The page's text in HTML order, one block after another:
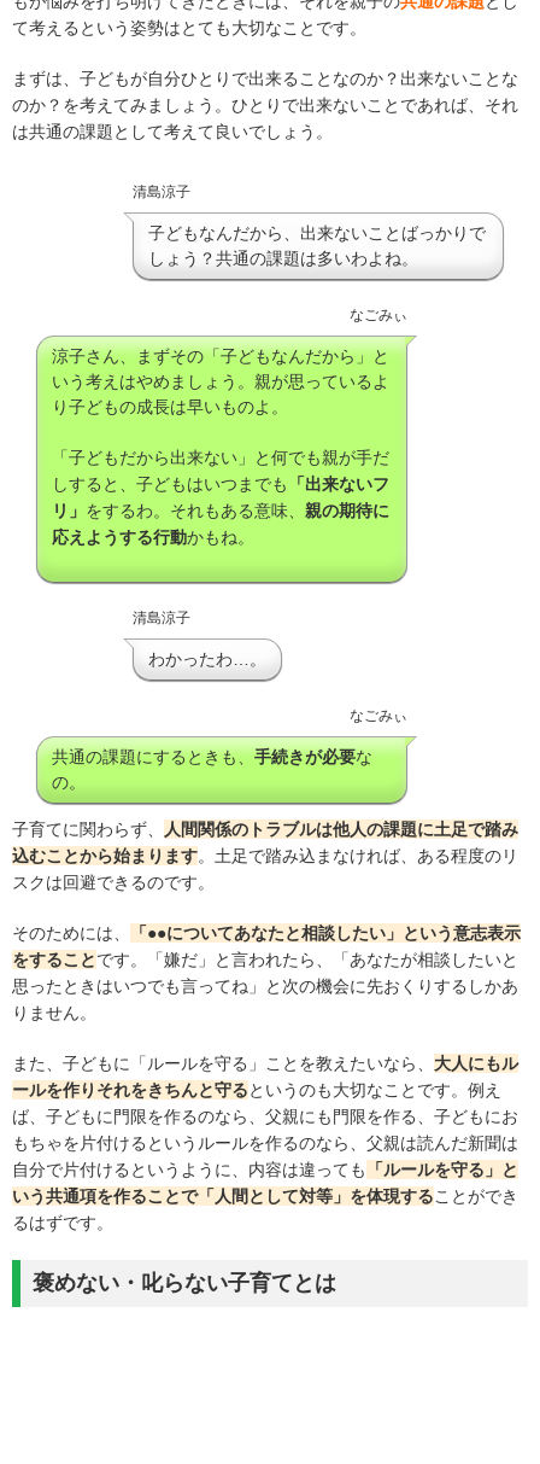
て考えるという姿勢はとても大切なことです。
まずは、子どもが自分ひとりで出来ることなのか？出来ないことな
のか？を考えてみましょう。ひとりで出来ないことであれば、それ
は共通の課題として考えて良いでしょう。
清島涼子
子どもなんだから、出来ないことばっかりで
しょう？共通の課題は多いわよね。
なごみぃ
涼子さん、まずその「子どもなんだから」と
いう考えはやめましょう。親が思っているよ
り子どもの成長は早いものよ。
「子どもだから出来ない」と何でも親が手だ
しすると、子どもはいつまでも
「出来ないフ
リ」 をするわ。それもある意味、 親の期待に
応えようする行動かもね。
清島涼子
わかったわ…。
なごみぃ
共通の課題にするときも、手続きが必要な
の。
子育てに関わらず、
人間関係のトラブルは他人の課題に土足で踏み
込むことから始まります。土足で踏み込まなければ、ある程度のリ
スクは回避できるのです。
そのためには、 「●●についてあなたと相談したい」という意志表示
をすることです。「嫌だ」と言われたら、「あなたが相談したいと
思ったときはいつでも言ってね」と次の機会に先おくりするしかあ
りません。
また、子どもに「ルールを守る」ことを教えたいなら、 大人にもル
ールを作りそれをきちんと守るというのも大切なことです。例え
ば、子どもに門限を作るのなら、父親にも門限を作る、子どもにお
もちゃを片付けるというルールを作るのなら、父親は読んだ新聞は
自分で片付けるというように、内容は違っても
「ルールを守る」と
いう共通項を作ることで「人間として対等」を体現することができ
るはずです。
褒めない・叱らない子育てとは